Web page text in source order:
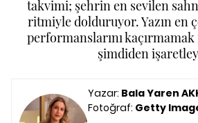
takvimi; şehrin en sevilen
ritmiyle dolduruyor. Yazın en
performanslarını
şimdiden
Yazar: Bala Yaren
Fotoğraf: Getty